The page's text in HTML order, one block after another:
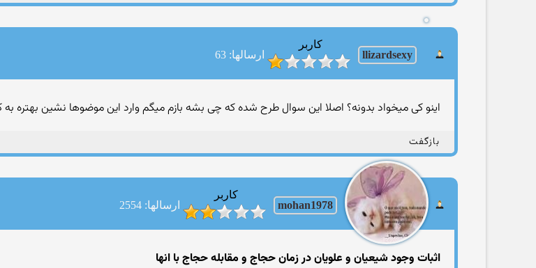
llizardsexy
کاربر
ارسالها: 63
اینو کی میخواد بدونه؟ اصلا این سوال طرح شده که چی بشه بازم میگم وارد این موضوها نشین بهتره
بازگفت
mohan1978
کاربر
ارسالها: 2554
اثبات وجود شیعیان و علویان در زمان حجاج و مقابله حجاج با انها